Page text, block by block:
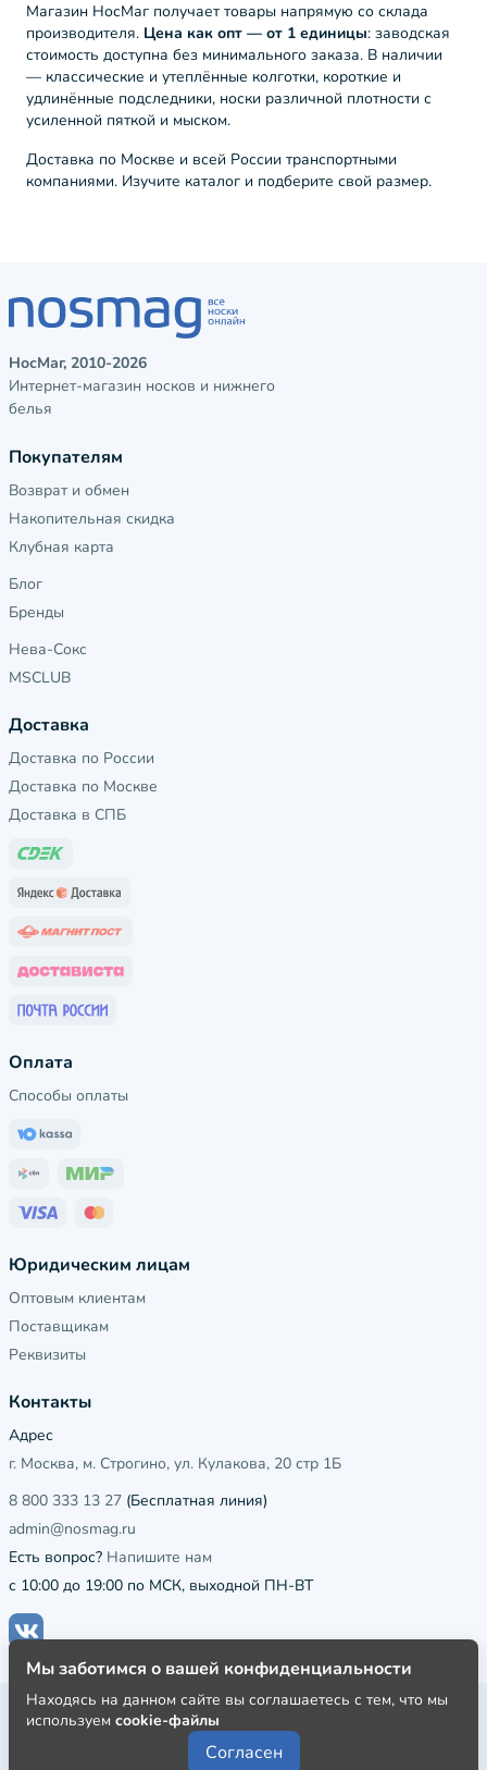
Магазин НосМаг получает товары напрямую со склада
производителя. Цена как опт — от 1 единицы: заводская
стоимость доступна без минимального заказа. В наличии
— классические и утеплённые колготки, короткие и
удлинённые подследники, носки различной плотности с
усиленной пяткой и мыском.
Доставка по Москве и всей России транспортными
компаниями. Изучите каталог и подберите свой размер.
НосМаг, 2010-2026
Интернет-магазин носков и нижнего
белья
Покупателям
Возврат и обмен
Накопительная скидка
Клубная карта
Блог
Бренды
Нева-Сокс
MSCLUB
Доставка
Доставка по России
Доставка по Москве
Доставка в СПБ
Оплата
Способы оплаты
Юридическим лицам
Оптовым клиентам
Поставщикам
Реквизиты
Контакты
Адрес
г. Москва, м. Строгино, ул. Кулакова, 20 стр 1Б
8 800 333 13 27 (Бесплатная линия)
admin@nosmag.ru
Есть вопрос? Напишите нам
с 10:00 до 19:00 по МСК, выходной ПН-ВТ
Публичная оферта
Пользовательское соглашение
Мы заботимся о вашей конфиденциальности
Находясь на данном сайте вы соглашаетесь с тем, что мы
используем cookie-файлы
Согласен